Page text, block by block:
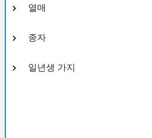
열매
종자
일년생 가지